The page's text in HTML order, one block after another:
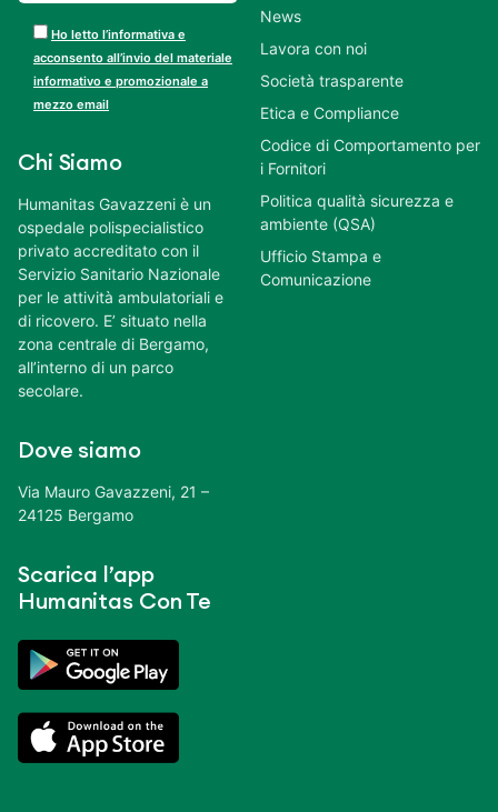
Ho letto l’informativa e
acconsento all’invio del materiale
informativo e promozionale a
mezzo email
Chi Siamo
Humanitas Gavazzeni è un
ospedale polispecialistico
privato accreditato con il
Servizio Sanitario Nazionale
per le attività ambulatoriali e
di ricovero. E’ situato nella
zona centrale di Bergamo,
all’interno di un parco
secolare.
Dove siamo
Via Mauro Gavazzeni, 21 –
24125 Bergamo
Scarica l’app
Humanitas Con Te
News
Lavora con noi
Società trasparente
Etica e Compliance
Codice di Comportamento per
i Fornitori
Politica qualità sicurezza e
ambiente (QSA)
Ufficio Stampa e
Comunicazione